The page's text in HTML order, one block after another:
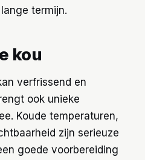
termijn.
kou
verfrissend en
ook unieke
Koude temperaturen,
zijn serieuze
goede voorbereiding